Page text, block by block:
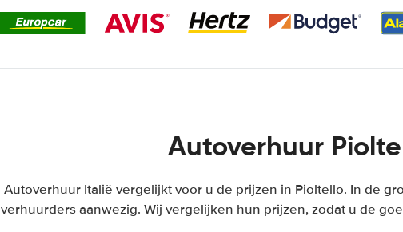
Autoverhuur
Autoverhuur Italië vergelijkt voor u de prijzen in Pioltello. In de
verhuurders aanwezig. Wij vergelijken hun prijzen, zodat u de